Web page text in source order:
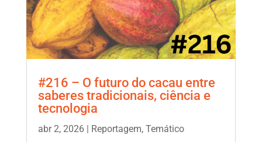
#216 – O futuro do cacau entre
saberes tradicionais, ciência e
tecnologia
abr 2, 2026| Reportagem, Temático